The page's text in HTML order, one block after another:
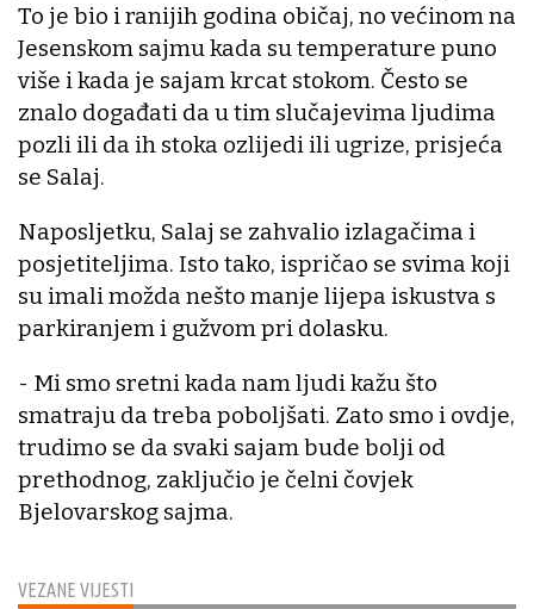
VEZANE VIJESTI
To je bio i ranijih godina običaj, no većinom na
Jesenskom sajmu kada su temperature puno
više i kada je sajam krcat stokom. Često se
znalo događati da u tim slučajevima ljudima
pozli ili da ih stoka ozlijedi ili ugrize, prisjeća
se Salaj.
Naposljetku, Salaj se zahvalio izlagačima i
posjetiteljima. Isto tako, ispričao se svima koji
su imali možda nešto manje lijepa iskustva s
parkiranjem i gužvom pri dolasku.
- Mi smo sretni kada nam ljudi kažu što
smatraju da treba poboljšati. Zato smo i ovdje,
trudimo se da svaki sajam bude bolji od
prethodnog, zaključio je čelni čovjek
Bjelovarskog sajma.